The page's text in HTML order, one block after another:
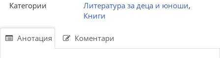
Категории
Литература за деца и юноши,
Книги
Анотация Коментари